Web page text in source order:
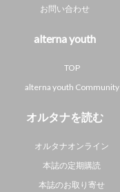
お問い合わせ
alterna youth
TOP
alterna youth Community
オルタナを読む
オルタナオンライン
本誌の定期購読
本誌のお取り寄せ